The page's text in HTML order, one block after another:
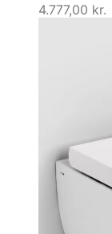
4.777,00 kr.